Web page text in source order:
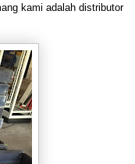
kami adalah distributor